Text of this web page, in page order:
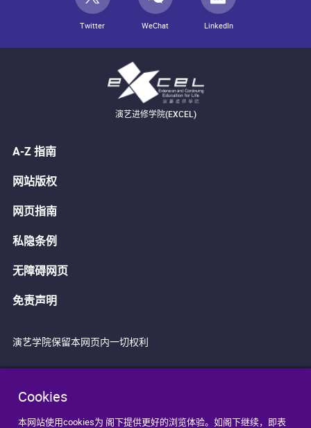
Cookies
本网站使用cookies为 阁下提供更好的浏览体验。如阁下继续，即表
Twitter WeChat LinkedIn
演艺进修学院(EXCEL)
A-Z 指南
网站版权
网页指南
私隐条例
无障碍网页
免责声明
演艺学院保留本网页内一切权利